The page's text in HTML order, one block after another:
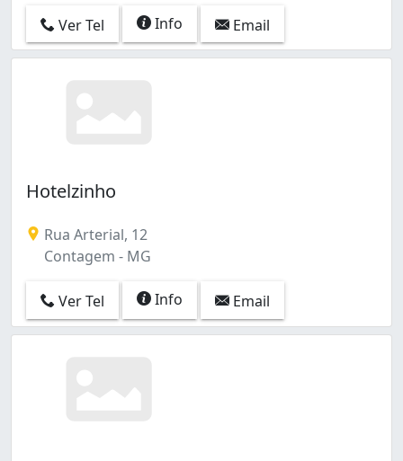
Ver Tel Info Email
Hotelzinho
Rua Arterial, 12
Contagem - MG
Ver Tel Info Email